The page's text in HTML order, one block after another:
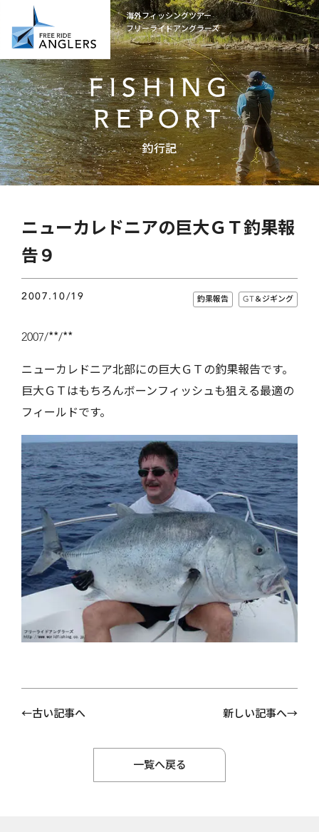
海外フィッシングツアー
フリーライドアングラーズ
FISHING
REPORT
釣行記
ニューカレドニアの巨大ＧＴ釣果報
告９
2007.10/19 釣果報告 GT＆ジギング
2007/**/**
ニューカレドニア北部にの巨大ＧＴの釣果報告です。
巨大ＧＴはもちろんボーンフィッシュも狙える最適の
フィールドです。
古い記事へ 新しい記事へ
一覧へ戻る